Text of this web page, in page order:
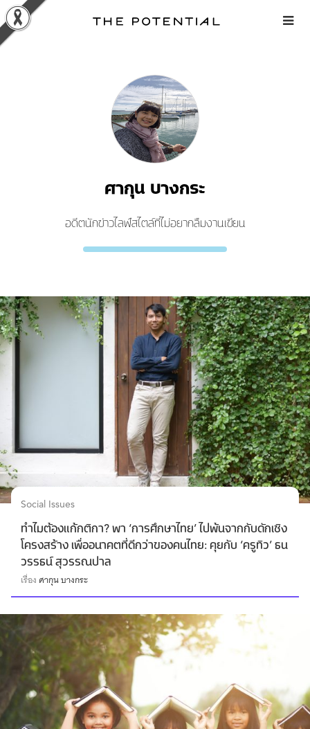
Skip
to
content
ศากุน บางกระ
อดีตนักข่าวไลฟ์สไตล์ที่ไม่อยากลืมงานเขียน
Social Issues
ทำไมต้องแก้กติกา? พา ‘การศึกษาไทย’ ไปพ้นจากกับดักเชิง
โครงสร้าง เพื่ออนาคตที่ดีกว่าของคนไทย: คุยกับ ‘ครูทิว’ ธน
วรรธน์ สุวรรณปาล
เรื่อง ศากุน บางกระ